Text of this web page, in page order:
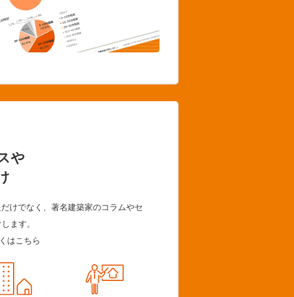
や
けでなく、著名建築家のコラムやセ
ます。
はこちら